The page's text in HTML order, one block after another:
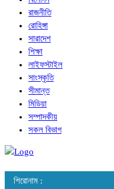
রাজনীতি
রোহিঙ্গা
সারাদেশ
শিক্ষা
লাইফস্টাইল
সাংস্কৃতি
সীমান্ত
মিডিয়া
সম্পাদকীয়
সকল বিভাগ
শিরোনাম :